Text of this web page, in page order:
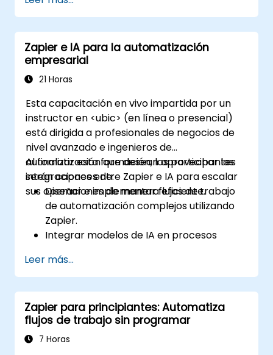
Zapier e IA para la automatización
empresarial
21 Horas
Esta capacitación en vivo impartida por un
instructor en <ubic> (en línea o presencial)
está dirigida a profesionales de negocios de
nivel avanzado e ingenieros de
automatización que desean aprovechar las
integraciones entre Zapier e IA para escalar
sus operaciones de manera eficiente.
Al finalizar esta formación, los participantes
serán capaces de:
Diseñar e implementar flujos de trabajo
de automatización complejos utilizando
Zapier.
Integrar modelos de IA en procesos
predictivos.
Optimizar las operaciones mediante la
automatización de tareas en múltiples
plataformas.
Monitorear y solucionar problemas de los
flujos de trabajo automatizados para
Leer más...
Zapier para principiantes: Automatiza
flujos de trabajo sin programar
7 Horas